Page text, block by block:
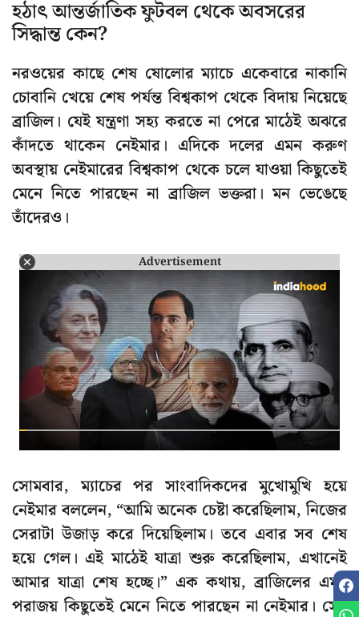
হঠাৎ আন্তর্জাতিক ফুটবল থেকে অবসরের
সিদ্ধান্ত কেন?
নরওয়ের কাছে শেষ ষোলোর ম্যাচে একেবারে নাকানি
চোবানি খেয়ে শেষ পর্যন্ত বিশ্বকাপ থেকে বিদায় নিয়েছে
ব্রাজিল। যেই যন্ত্রণা সহ্য করতে না পেরে মাঠেই অঝরে
কাঁদতে থাকেন নেইমার। এদিকে দলের এমন করুণ
অবস্থায় নেইমারের বিশ্বকাপ থেকে চলে যাওয়া কিছুতেই
মেনে নিতে পারছেন না ব্রাজিল ভক্তরা। মন ভেঙেছে
তাঁদেরও।
Advertisement
সোমবার, ম্যাচের পর সাংবাদিকদের মুখোমুখি হয়ে
নেইমার বললেন, “আমি অনেক চেষ্টা করেছিলাম, নিজের
সেরাটা উজাড় করে দিয়েছিলাম। তবে এবার সব শেষ
হয়ে গেল। এই মাঠেই যাত্রা শুরু করেছিলাম, এখানেই
আমার যাত্রা শেষ হচ্ছে।” এক কথায়, ব্রাজিলের এমন
পরাজয় কিছুতেই মেনে নিতে পারছেন না নেইমার। সেই